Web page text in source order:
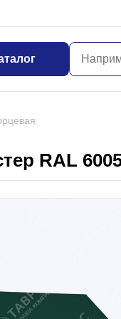
RAL